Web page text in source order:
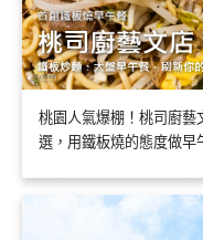
桃園人氣爆棚！桃司廚藝
選，用鐵板燒的態度做早